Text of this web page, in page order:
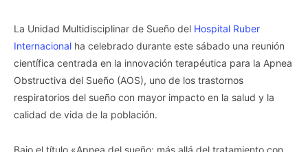
La Unidad Multidisciplinar de Sueño del Hospital Ruber
Internacional ha celebrado durante este sábado una reunión
científica centrada en la innovación terapéutica para la Apnea
Obstructiva del Sueño (AOS), uno de los trastornos
respiratorios del sueño con mayor impacto en la salud y la
calidad de vida de la población.
Bajo el título «Apnea del sueño: más allá del tratamiento con